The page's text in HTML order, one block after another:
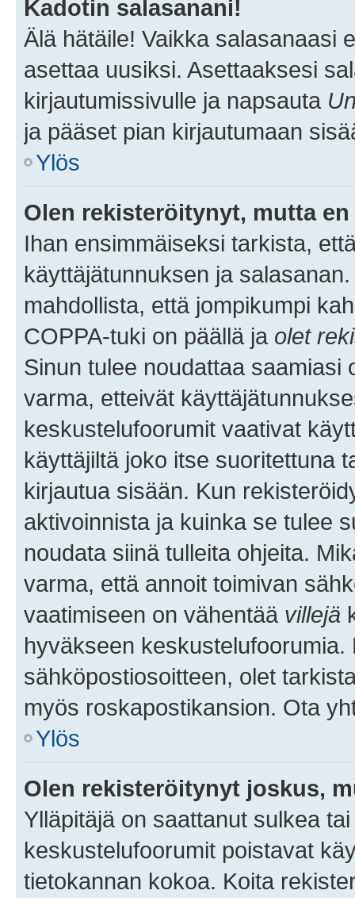
Kadotin salasanani!
Älä hätäile! Vaikka salasanaasi
asettaa uusiksi. Asettaaksesi
kirjautumissivulle ja napsauta
ja pääset pian kirjautumaan
Ylös
Olen rekisteröitynyt, mutta
Ihan ensimmäiseksi tarkista,
käyttäjätunnuksen ja
mahdollista, että jompikumpi
COPPA-tuki on päällä ja olet
Sinun tulee noudattaa saamiasi
varma, etteivät
keskustelufoorumit vaativat
käyttäjiltä joko itse suoritettuna
kirjautua sisään. Kun
aktivoinnista ja kuinka se tulee
noudata siinä tulleita ohjeita.
varma, että annoit toimivan
vaatimiseen on vähentää villejä
hyväkseen
sähköpostiosoitteen, olet
myös roskapostikansion. Ota
Ylös
Olen rekisteröitynyt joskus,
Ylläpitäjä on saattanut sulkea
keskustelufoorumit poistavat
tietokannan kokoa. Koita